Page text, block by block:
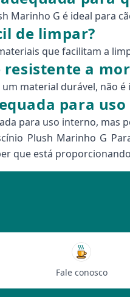
Marinho G é ideal para
de limpar?
que facilitam a
a
material durável, não
para
para uso interno, mas
Plush Marinho G
que está
Fale conosco